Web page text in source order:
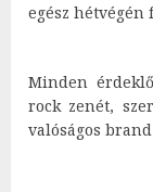
egész
Minden
rock zenét,
valóságos